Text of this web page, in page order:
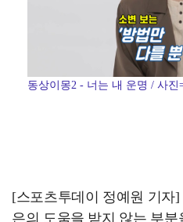
동상이몽2 - 너는 내 운명 / 사진
[스포츠투데이 정예원 기자]
은의 도움을 받지 않는 부분